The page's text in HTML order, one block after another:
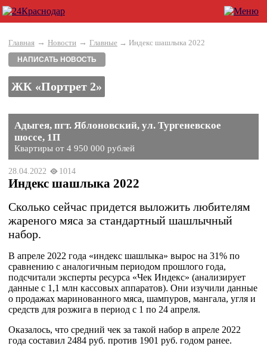
Главная → Новости → Главные → Индекс шашлыка 2022
НАПИСАТЬ НОВОСТЬ
ЖК «Портрет 2»
Адыгея, пгт. Яблоновский, ул. Тургеневское
шоссе, 1П
Квартиры от 4 950 000 рублей
28.04.2022 1014
Индекс шашлыка 2022
Сколько сейчас придется выложить любителям
жареного мяса за стандартный шашлычный
набор.
В апреле 2022 года «индекс шашлыка» вырос на 31% по
сравнению с аналогичным периодом прошлого года,
подсчитали эксперты ресурса «Чек Индекс» (анализирует
данные с 1,1 млн кассовых аппаратов). Они изучили данные
о продажах маринованного мяса, шампуров, мангала, угля и
средств для розжига в период с 1 по 24 апреля.
Оказалось, что средний чек за такой набор в апреле 2022
года составил 2484 руб. против 1901 руб. годом ранее.